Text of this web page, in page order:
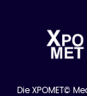
Die XPOMET©